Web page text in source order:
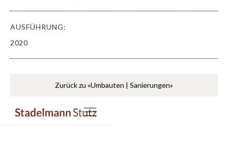
AUSFÜHRUNG:
2020
Zurück zu «Umbauten | Sanierungen»